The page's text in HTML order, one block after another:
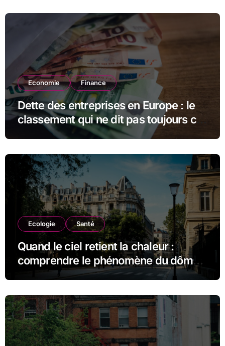
Economie Finance
Dette des entreprises en Europe : le
classement qui ne dit pas toujours ce
qu’il semble dire
Ecologie Santé
Quand le ciel retient la chaleur :
comprendre le phénomène du dôme
thermique et ses conséquences